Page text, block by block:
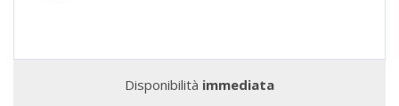
Disponibilità immediata